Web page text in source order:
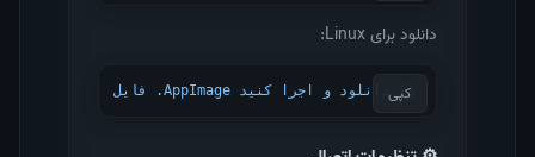
دانلود برای Linux:
کپی
فایل .AppImage را دانلود و اجرا کنید